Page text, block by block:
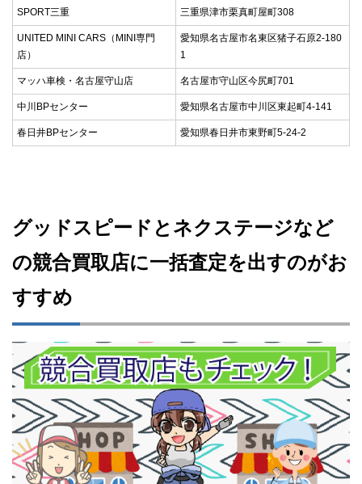
SPORT三重 三重県津市栗真町屋町308
UNITED MINI CARS（MINI専門
店）
愛知県名古屋市名東区猪子石原2-180
1
マッハ車検・名古屋守山店 名古屋市守山区今尻町701
中川BPセンター 愛知県名古屋市中川区東起町4-141
春日井BPセンター 愛知県春日井市東野町5-24-2
グッドスピードとネクステージなど
の競合買取店に一括査定を出すのがお
すすめ